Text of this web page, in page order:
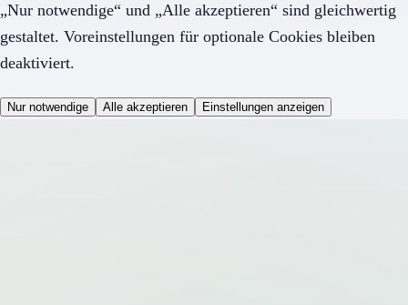
„Nur notwendige“ und „Alle akzeptieren“ sind gleichwertig
gestaltet. Voreinstellungen für optionale Cookies bleiben
deaktiviert.
Nur notwendige Alle akzeptieren Einstellungen anzeigen